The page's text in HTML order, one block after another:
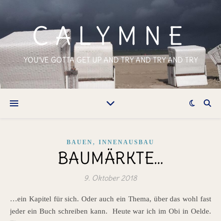
CALYMNE
YOU'VE GOTTA GET UP AND TRY AND TRY AND TRY
BAUEN , INNENAUSBAU
BAUMÄRKTE…
9. Oktober 2018
…ein Kapitel für sich. Oder auch ein Thema, über das wohl fast
jeder ein Buch schreiben kann. Heute war ich im Obi in Oelde.